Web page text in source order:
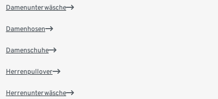
Damenunterwäsche
Damenhosen
Damenschuhe
Herrenpullover
Herrenunterwäsche